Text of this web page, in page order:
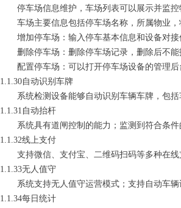
停车场信息维护，车场列表可以展示并监
车场主要信息包括停车场名称，所属物业
增加停车场：输入停车基本信息和设备对
删除停车场：删除停车场记录，删除后不能
配置停车场：可以打开停车场设备的管理
1.1.30自动识别车牌
系统检测设备能够自动识别车辆车牌，包
1.1.31自动抬杆
系统具有道闸控制的能力；监测到符合条件
1.1.32线上支付
支持微信、支付宝、二维码扫码等多种在线
1.1.33无人值守
系统支持无人值守运营模式；支持自动车
1.1.34每日统计